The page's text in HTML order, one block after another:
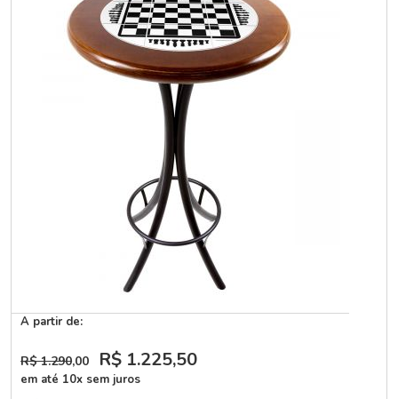
A partir de:
R$ 1.290,00 R$ 1.225,50
em até 10x sem juros